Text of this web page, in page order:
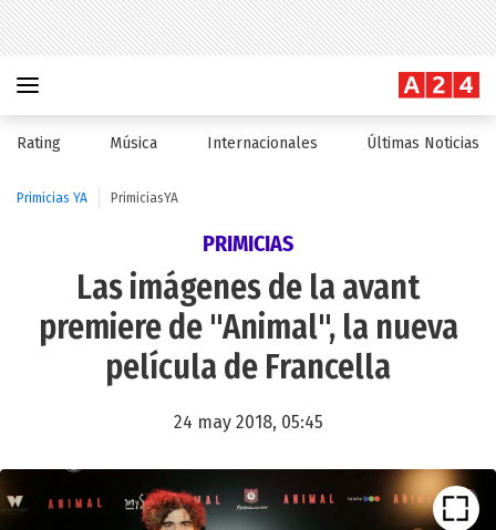
Rating Música Internacionales Últimas Noticias
Primicias YA PrimiciasYA
PRIMICIAS
Las imágenes de la avant
premiere de "Animal", la nueva
película de Francella
24 may 2018, 05:45